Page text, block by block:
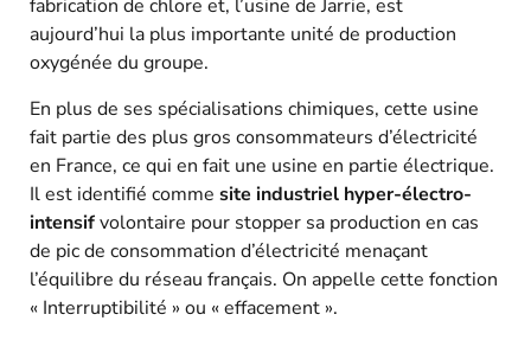
fabrication de chlore et, l’usine de Jarrie, est
aujourd’hui la plus importante unité de production
oxygénée du groupe.
En plus de ses spécialisations chimiques, cette usine
fait partie des plus gros consommateurs d’électricité
en France, ce qui en fait une usine en partie électrique.
Il est identifié comme site industriel hyper-électro-
intensifvolontaire pour stopper sa production en cas
de pic de consommation d’électricité menaçant
l’équilibre du réseau français. On appelle cette fonction
« Interruptibilité » ou « effacement ».